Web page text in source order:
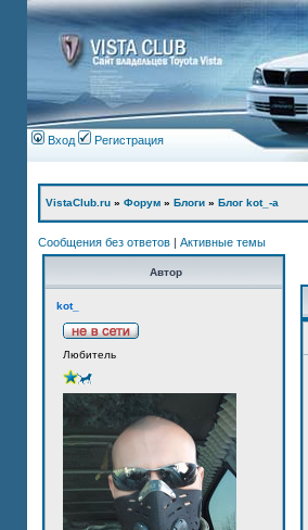
Вход Регистрация
VistaClub.ru » Форум » Блоги » Блог kot_-а
Сообщения без ответов | Активные темы
Автор
kot_
Любитель